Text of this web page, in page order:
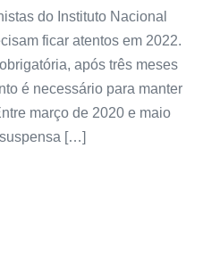
do Instituto Nacional
ficar atentos em 2022.
após três meses
é necessário para manter
março de 2020 e maio
[…]